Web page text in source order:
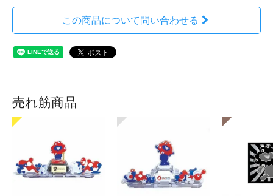
この商品について問い合わせる
売れ筋商品